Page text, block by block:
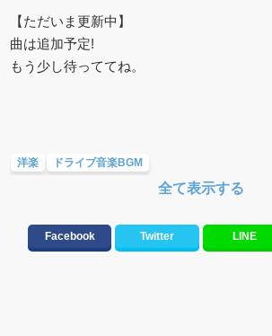
【ただいま更新中】
曲は追加予定!
もう少し待っててね。
洋楽 ドライブ音楽BGM
元気が出る歌・やる気が出る曲・明るい曲・楽しい
人気曲&おすすめ
全て表示する
Facebook Twitter LINE